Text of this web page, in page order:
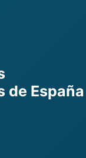
de España